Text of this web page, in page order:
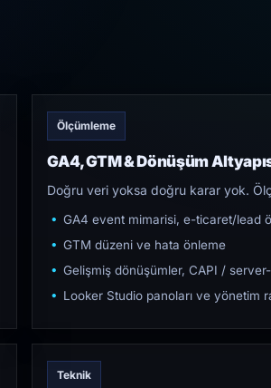
Ölçümleme
GA4, GTM & Dönüşüm
Doğru veri yoksa doğru karar yok.
GA4 event mimarisi, e-ticaret/lead
GTM düzeni ve hata önleme
Gelişmiş dönüşümler, CAPI /
Looker Studio panoları ve yönetim
Teknik